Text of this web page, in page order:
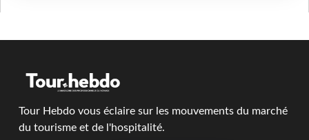
Tour Hebdo vous éclaire sur les mouvements du marché
du tourisme et de l'hospitalité.